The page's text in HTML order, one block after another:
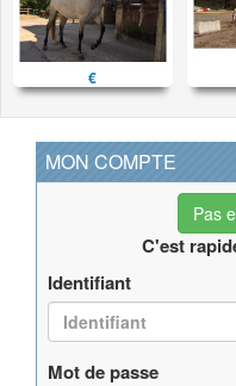
€
MON COMPTE
Pas
C'est
Identifiant
Mot de passe